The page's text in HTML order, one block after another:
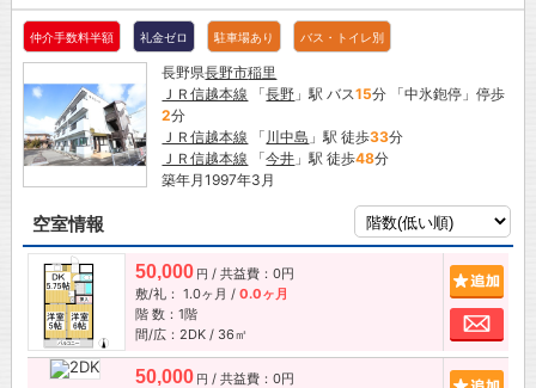
仲介手数料半額 礼金ゼロ 駐車場あり バス・トイレ別
長野県長野市稲里
ＪＲ信越本線 「長野 」駅 バス15分 「中氷鉋停」停歩
2分
ＪＲ信越本線 「 川中島 」駅 徒歩33分
ＪＲ信越本線 「今井 」駅 徒歩48分
築年月1997年3月
空室情報
50,000 円 / 共益費：0円
敷/礼： 1.0ヶ月 / 0.0ヶ月
階 数：1階
間/広：2DK / 36㎡
お
50,000 円 / 共益費：0円